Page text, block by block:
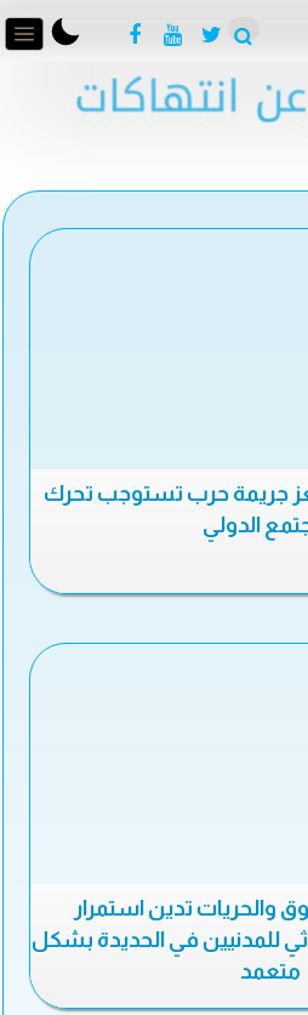
جريمة حرب تستوجب تحرك
الدولي
والحريات تدين استمرار
للمدنيين في الحديدة بشكل
متعمد